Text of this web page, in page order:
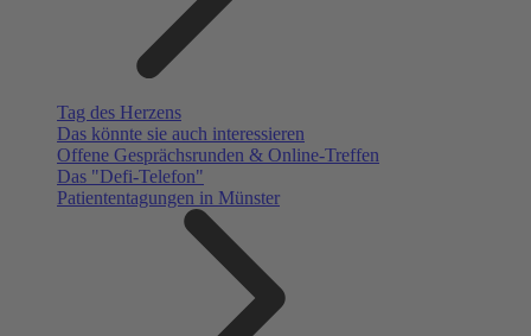
Tag des Herzens
Das könnte sie auch interessieren
Offene Gesprächsrunden & Online-Treffen
Das "Defi-Telefon"
Patiententagungen in Münster